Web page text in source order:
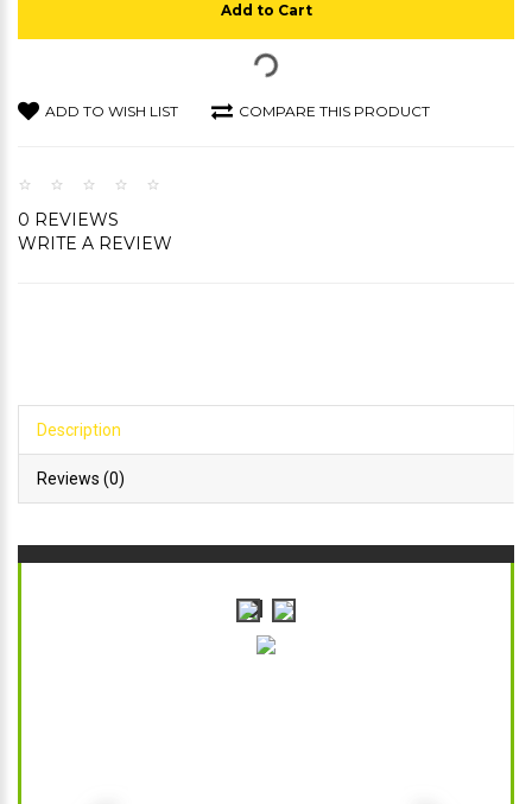
Add to Cart
ADD TO WISH LIST COMPARE THIS PRODUCT
0 REVIEWS
WRITE A REVIEW
Description
Reviews (0)